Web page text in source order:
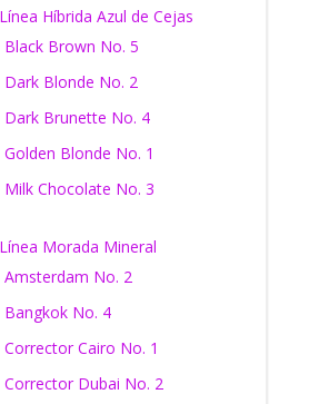
Híbrida Azul de Cejas
Black Brown No. 5
Dark Blonde No. 2
Dark Brunette No. 4
Golden Blonde No. 1
Milk Chocolate No. 3
Morada Mineral
Amsterdam No. 2
Bangkok No. 4
Corrector Cairo No. 1
Corrector Dubai No. 2